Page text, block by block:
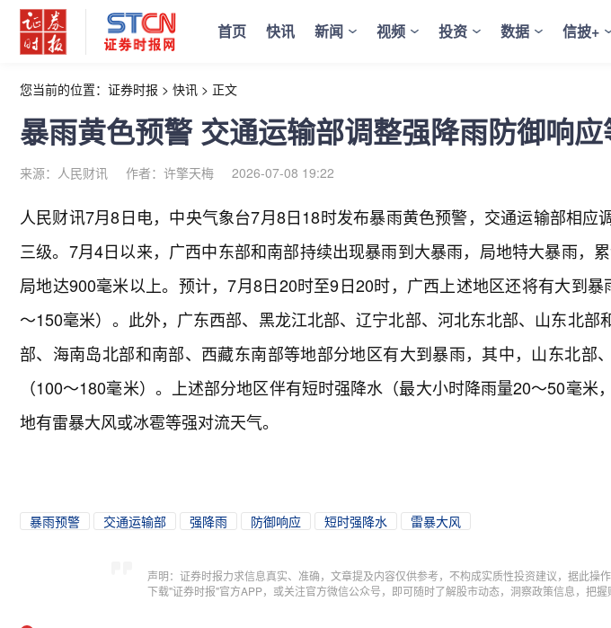
首页 快讯 新闻 视频 投资 数据 信披+
您当前的位置： 证券时报 > 快讯 > 正文
暴雨黄色预警 交通运输部调整强降雨防御响
来源：人民财讯 作者：许擎天梅 2026-07-08 19:22
人民财讯7月8日电， 中央气象台7月8日18时发布暴雨黄色预警，交通运输部相应
三级。7月4日以来，广西中东部和南部持续出现暴雨到大暴雨，局地特大暴雨，累
局地达900毫米以上。预计，7月8日20时至9日20时，广西上述地区还将有大到
～150毫米）。此外，广东西部、黑龙江北部、辽宁北部、河北东北部、山东北部
部、海南岛北部和南部、西藏东南部等地部分地区有大到暴雨，其中，山东北部
（100～180毫米）。上述部分地区伴有短时强降水（最大小时降雨量20～50毫米
地有雷暴大风或冰雹等强对流天气。
暴雨预警 交通运输部 强降雨 防御响应 短时强降水 雷暴大风
声明：证券时报力求信息真实、准确，文章提及内容仅供参考，不构成实质性投资建议，据此操
下载"证券时报"官方APP，或关注官方微信公众号，即可随时了解股市动态，洞察政策信息，把握